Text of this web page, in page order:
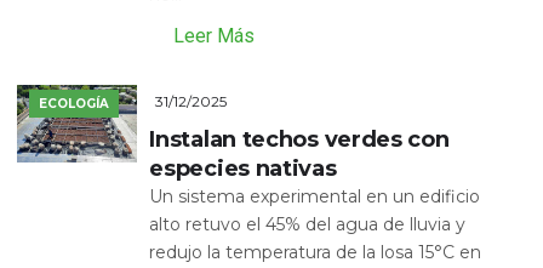
Leer Más
ECOLOGÍA 31/12/2025
Instalan techos verdes con
especies nativas
Un sistema experimental en un edificio
alto retuvo el 45% del agua de lluvia y
redujo la temperatura de la losa 15°C en